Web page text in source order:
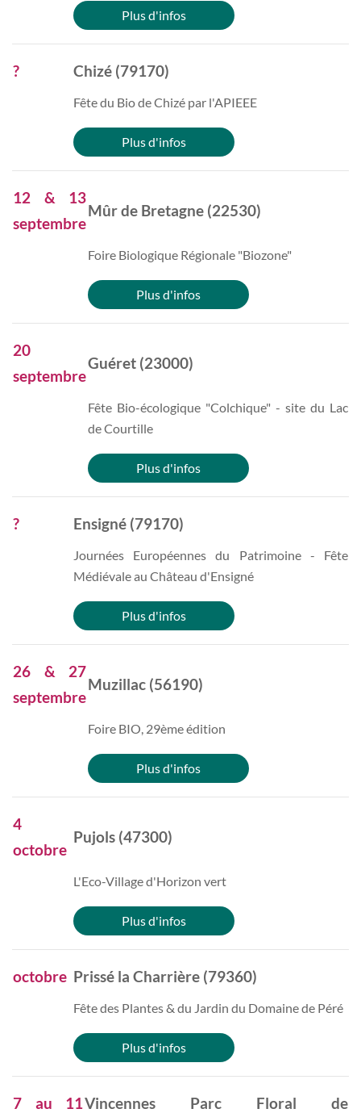
Plus d'infos
? Chizé (79170)
Fête du Bio de Chizé par l'APIEEE
Plus d'infos
12 & 13
septembre
Mûr de Bretagne (22530)
Foire Biologique Régionale "Biozone"
Plus d'infos
20
septembre
Guéret (23000)
Fête Bio-écologique "Colchique" - site du Lac
de Courtille
Plus d'infos
? Ensigné (79170)
Journées Européennes du Patrimoine - Fête
Médiévale au Château d'Ensigné
Plus d'infos
26 & 27
septembre
Muzillac (56190)
Foire BIO, 29ème édition
Plus d'infos
4
octobre
Pujols (47300)
L'Eco-Village d'Horizon vert
Plus d'infos
octobre Prissé la Charrière (79360)
Fête des Plantes & du Jardin du Domaine de Péré
Plus d'infos
7 au 11Vincennes Parc Floral de